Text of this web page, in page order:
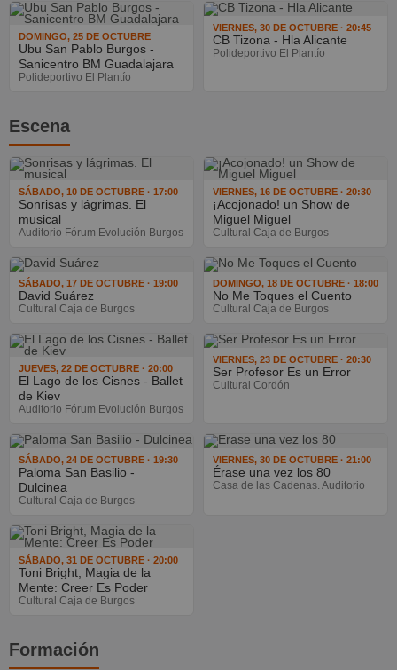
DOMINGO, 25 DE OCTUBRE
Ubu San Pablo Burgos -
Sanicentro BM Guadalajara
Polideportivo El Plantío
VIERNES, 30 DE OCTUBRE · 20:45
CB Tizona - Hla Alicante
Polideportivo El Plantío
Escena
SÁBADO, 10 DE OCTUBRE · 17:00
Sonrisas y lágrimas. El
musical
Auditorio Fórum Evolución Burgos
VIERNES, 16 DE OCTUBRE · 20:30
¡Acojonado! un Show de
Miguel Miguel
Cultural Caja de Burgos
SÁBADO, 17 DE OCTUBRE · 19:00
David Suárez
Cultural Caja de Burgos
DOMINGO, 18 DE OCTUBRE · 18:00
No Me Toques el Cuento
Cultural Caja de Burgos
JUEVES, 22 DE OCTUBRE · 20:00
El Lago de los Cisnes - Ballet
de Kiev
Auditorio Fórum Evolución Burgos
VIERNES, 23 DE OCTUBRE · 20:30
Ser Profesor Es un Error
Cultural Cordón
SÁBADO, 24 DE OCTUBRE · 19:30
Paloma San Basilio -
Dulcinea
Cultural Caja de Burgos
VIERNES, 30 DE OCTUBRE · 21:00
Érase una vez los 80
Casa de las Cadenas. Auditorio
SÁBADO, 31 DE OCTUBRE · 20:00
Toni Bright, Magia de la
Mente: Creer Es Poder
Cultural Caja de Burgos
Formación